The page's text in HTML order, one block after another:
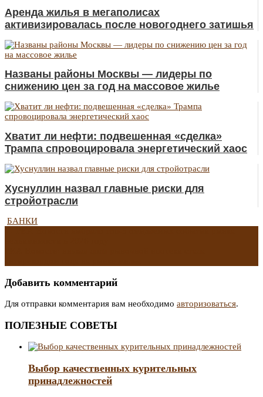
Аренда жилья в мегаполисах
активизировалась после новогоднего затишья
Названы районы Москвы — лидеры по
снижению цен за год на массовое жилье
Хватит ли нефти: подвешенная «сделка»
Трампа спровоцировала энергетический хаос
Хуснуллин назвал главные риски для
стройотрасли
БАНКИ
по
записям
Добавить комментарий
Для отправки комментария вам необходимо авторизоваться.
ПОЛЕЗНЫЕ СОВЕТЫ
Выбор качественных курительных
принадлежностей